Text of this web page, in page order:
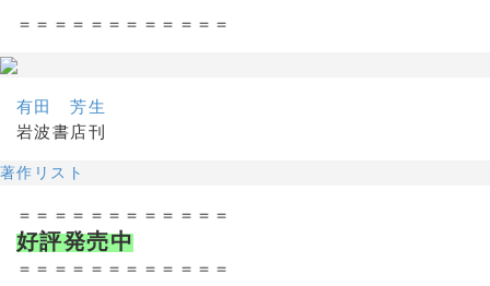
＝＝＝＝＝＝＝＝＝＝＝＝
有田 芳生
岩波書店刊
著作リスト
＝＝＝＝＝＝＝＝＝＝＝＝
好評発売中
＝＝＝＝＝＝＝＝＝＝＝＝